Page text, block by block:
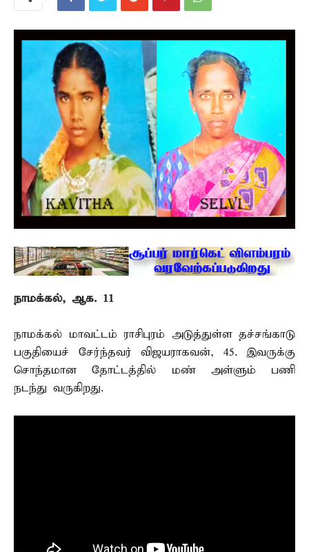
நாமக்கல், ஆக. 11 –
நாமக்கல் மாவட்டம் ராசிபுரம் அடுத்துள்ள தச்சங்காடு
பகுதியைச் சேர்ந்தவர் விஜயராகவன், 45. இவருக்கு
சொந்தமான தோட்டத்தில் மண் அள்ளும் பணி
நடந்து வருகிறது.